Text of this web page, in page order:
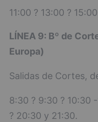
11:00 ? 13:00 ?
LÍNEA 9: Bº de
Europa)
Salidas de Cortes,
8:30 ? 9:30 ? 10:30
? 20:30 y 21:30.